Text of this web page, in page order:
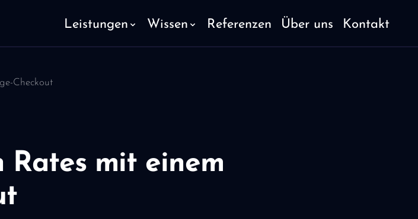
Leistungen Wissen Referenzen Über uns Kontakt
Checkout
Rates mit einem